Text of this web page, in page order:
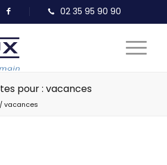
pour : vacances
/ vacances